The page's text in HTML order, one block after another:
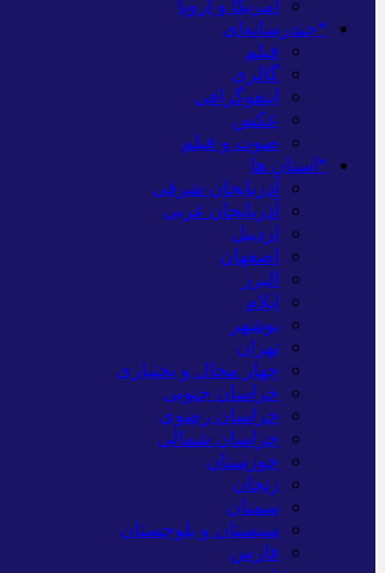
آمریکا و اروپا
*چندرسانه‌ای
فیلم
گالری
اینفوگرافی
عکس
صوت و فیلم
*استان ها
آذربایجان شرقی
آذربایجان غربی
اردبیل
اصفهان
البرز
ایلام
بوشهر
تهران
چهار محال و بختیاری
خراسان جنوبی
خراسان رضوی
خراسان شمالی
خوزستان
زنجان
سمنان
سیستان و بلوچستان
فارس